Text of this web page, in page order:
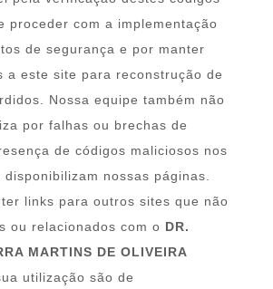
proceder com a implementação
de segurança e por manter
a este site para reconstrução de
Nossa equipe também não
por falhas ou brechas de
de códigos maliciosos nos
nossas páginas.
links para outros sites que não
ou relacionados com o DR.
MARTINS DE OLIVEIRA
utilização são de